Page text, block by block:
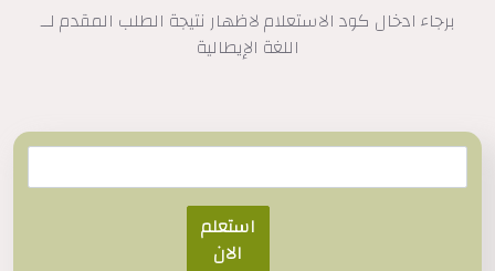
برجاء ادخال كود الاستعلام لاظهار نتيجة الطلب المقدم لــ
اللغة الإيطالية
استعلم
الان